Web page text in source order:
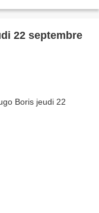
22 septembre